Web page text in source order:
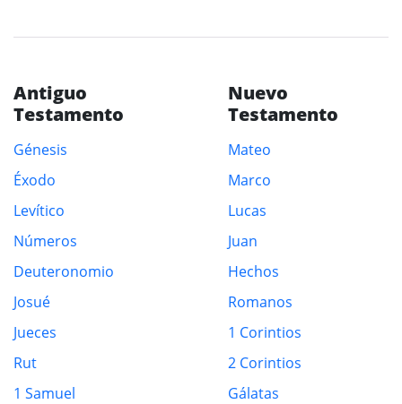
Antiguo
Testamento
Génesis
Éxodo
Levítico
Números
Deuteronomio
Josué
Jueces
Rut
1 Samuel
Nuevo
Testamento
Mateo
Marco
Lucas
Juan
Hechos
Romanos
1 Corintios
2 Corintios
Gálatas